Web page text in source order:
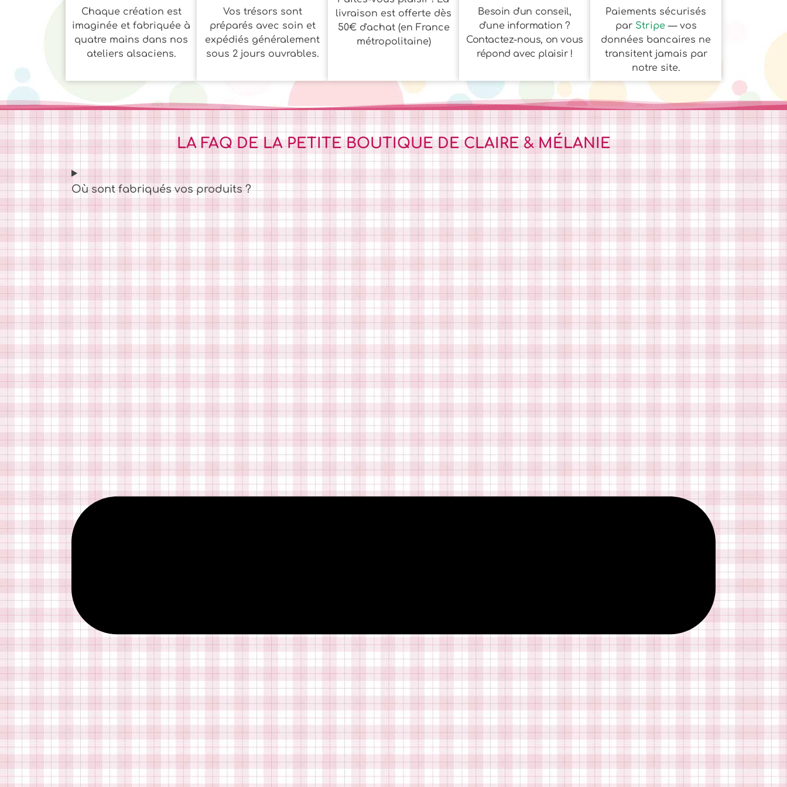
Chaque création est
imaginée et fabriquée à
quatre mains dans nos
ateliers alsaciens.
Vos trésors sont
préparés avec soin et
expédiés généralement
sous 2 jours ouvrables.
livraison est offerte dès
50€ d'achat (en France
métropolitaine)
Besoin d'un conseil,
d'une information ?
Contactez-nous, on vous
répond avec plaisir !
Paiements sécurisés
par Stripe— vos
données bancaires ne
transitent jamais par
notre site.
LA FAQ DE LA PETITE BOUTIQUE DE CLAIRE & MÉLANIE
Où sont fabriqués vos produits ?